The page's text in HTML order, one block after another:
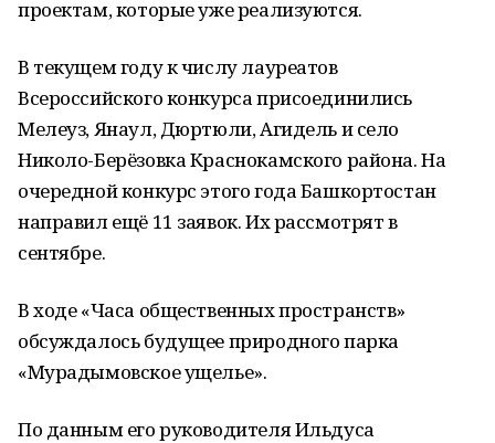
проектам, которые уже реализуются.
В текущем году к числу лауреатов
Всероссийского конкурса присоединились
Мелеуз, Янаул, Дюртюли, Агидель и село
Николо-Берёзовка Краснокамского района. На
очередной конкурс этого года Башкортостан
направил ещё 11 заявок. Их рассмотрят в
сентябре.
В ходе «Часа общественных пространств»
обсуждалось будущее природного парка
«Мурадымовское ущелье».
По данным его руководителя Ильдуса